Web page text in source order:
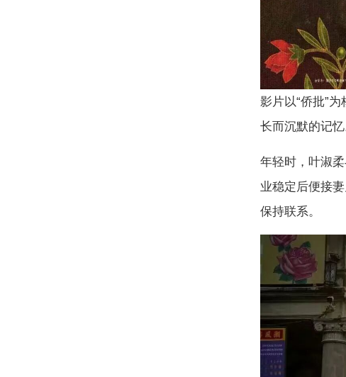
影片以“侨批”
长而沉默的记忆
年轻时，叶淑
业稳定后便接
保持联系。